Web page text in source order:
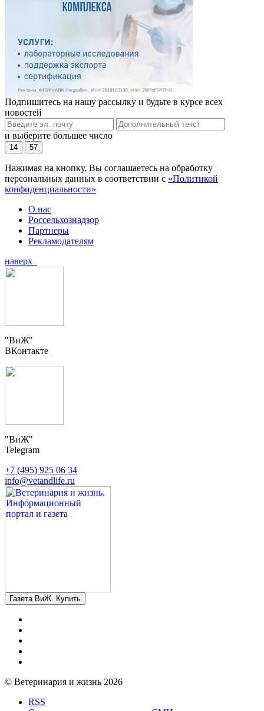
Подпишитесь на нашу рассылку и будьте в курсе всех
новостей
и выберите большее число
14 57
Нажимая на кнопку, Вы соглашаетесь на обработку
персональных данных в соответствии с «Политикой
конфиденциальности»
О нас
Россельхознадзор
Партнеры
Рекламодателям
наверх
"ВиЖ"
ВКонтакте
"ВиЖ"
Telegram
+7 (495) 925 06 34
info@vetandlife.ru
Газета ВиЖ. Купить
© Ветеринария и жизнь 2026
RSS